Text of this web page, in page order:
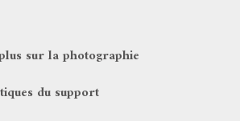
sur la photographie
du support